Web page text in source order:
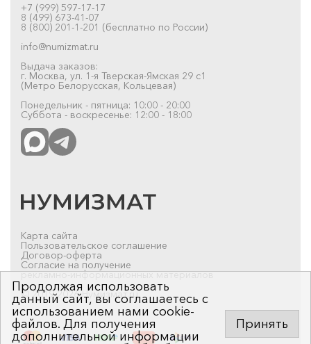
+7 (999) 597-17-17
8 (499) 673-41-07
8 (800) 201-1-201 (бесплатно по России)
info@numizmat.ru
Выдача заказов:
г. Москва, ул. 1-я Тверская-Ямская 29 с1
(Метро Белорусская, Кольцевая)
Понедельник - пятница: 10:00 - 20:00
Суббота - воскресенье: 12:00 - 18:00
Карта сайта
Пользовательское соглашение
Договор-оферта
Согласие на получение
рекламно-информационных материалов
© 2019-2026 Нумизмат.ru
Продолжая использовать
данный сайт, вы соглашаетесь с
использованием нами cookie-
файлов. Для получения
дополнительной информации
Принять